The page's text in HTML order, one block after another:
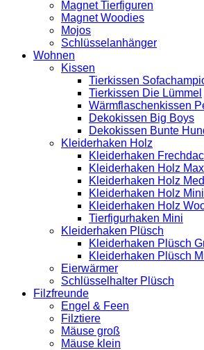
Magnet Tierfiguren
Magnet Woodies
Mojos
Schlüsselanhänger
Wohnen
Kissen
Tierkissen
Tierkissen Die Lümmel
Wärmflaschenkissen
Dekokissen Big Boys
Dekokissen Bunte
Kleiderhaken Holz
Kleiderhaken
Kleiderhaken Holz
Kleiderhaken Holz
Kleiderhaken Holz Mini
Kleiderhaken Holz
Tierfigurhaken Mini
Kleiderhaken Plüsch
Kleiderhaken Plüsch
Kleiderhaken Plüsch
Eierwärmer
Schlüsselhalter Plüsch
Filzfreunde
Engel & Feen
Filztiere
Mäuse groß
Mäuse klein